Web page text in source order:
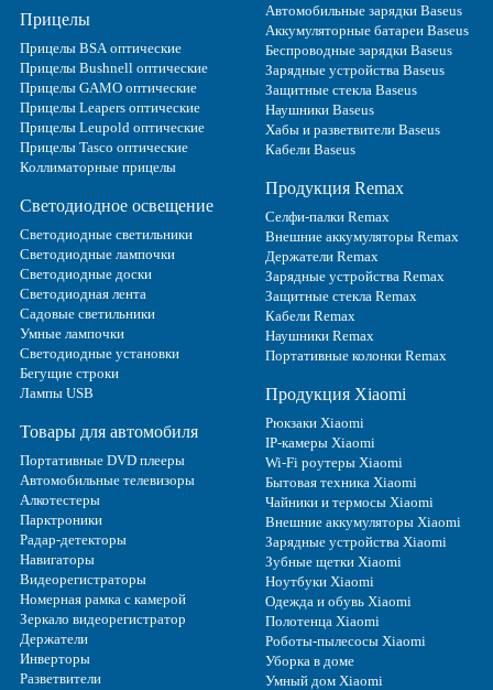
Прицелы
Прицелы BSA оптические
Прицелы Bushnell оптические
Прицелы GAMO оптические
Прицелы Leapers оптические
Прицелы Leupold оптические
Прицелы Tasco оптические
Коллиматорные прицелы
Светодиодное освещение
Светодиодные светильники
Светодиодные лампочки
Светодиодные доски
Светодиодная лента
Садовые светильники
Умные лампочки
Светодиодные установки
Бегущие строки
Лампы USB
Товары для автомобиля
Портативные DVD плееры
Автомобильные телевизоры
Алкотестеры
Парктроники
Радар-детекторы
Навигаторы
Видеорегистраторы
Номерная рамка с камерой
Зеркало видеорегистратор
Держатели
Инверторы
Разветвители
Автомобильные зарядки Baseus
Аккумуляторные батареи Baseus
Беспроводные зарядки Baseus
Зарядные устройства Baseus
Защитные стекла Baseus
Наушники Baseus
Хабы и разветвители Baseus
Кабели Baseus
Продукция Remax
Селфи-палки Remax
Внешние аккумуляторы Remax
Держатели Remax
Зарядные устройства Remax
Защитные стекла Remax
Кабели Remax
Наушники Remax
Портативные колонки Remax
Продукция Xiaomi
Рюкзаки Xiaomi
IP-камеры Xiaomi
Wi-Fi роутеры Xiaomi
Бытовая техника Xiaomi
Чайники и термосы Xiaomi
Внешние аккумуляторы Xiaomi
Зарядные устройства Xiaomi
Зубные щетки Xiaomi
Ноутбуки Xiaomi
Одежда и обувь Xiaomi
Полотенца Xiaomi
Роботы-пылесосы Xiaomi
Уборка в доме
Умный дом Xiaomi